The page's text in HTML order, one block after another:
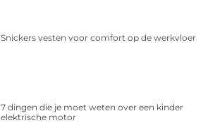
Snickers vesten voor comfort op de werkvloer
7 dingen die je moet weten over een kinder
elektrische motor